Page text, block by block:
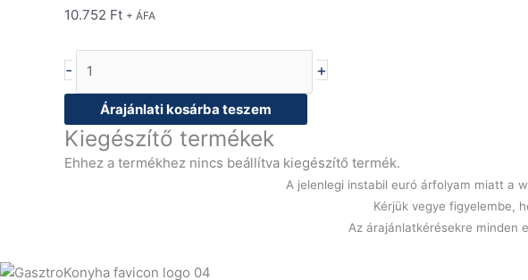
10.752 Ft + ÁFA
- +
Árajánlati kosárba teszem
Kiegészítő termékek
Ehhez a termékhez nincs beállítva kiegészítő termék.
A jelenlegi instabil euró árfolyam miatt a
Kérjük vegye figyelembe,
Az árajánlatkérésekre minden